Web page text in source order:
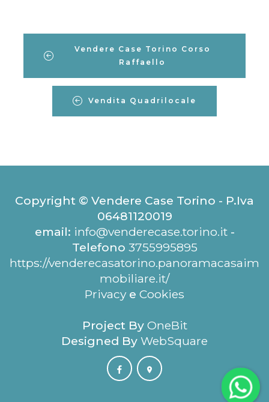
Vendere Case Torino Corso
Raffaello
Vendita Quadrilocale
Copyright © Vendere Case Torino - P.Iva
06481120019
email: info@venderecase.torino.it-
Telefono 3755995895
https://venderecasatorino.panoramacasaim
mobiliare.it/
Privacy e Cookies
Project By OneBit
Designed By WebSquare